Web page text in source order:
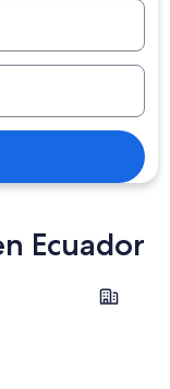
Ecuador
Quito